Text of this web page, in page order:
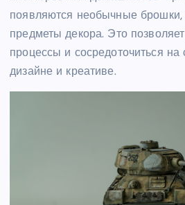
появляются необычные брошки,
предметы декора. Это
процессы и сосредоточиться
дизайне и креативе.